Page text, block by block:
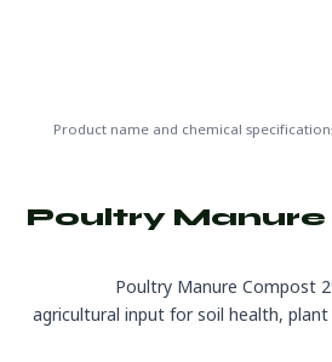
Product name and chemical
Poultry
Poultry Manure Compost
agricultural input for soil health,